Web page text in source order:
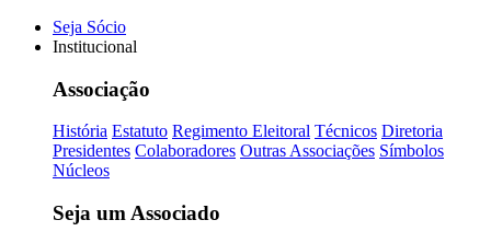
Seja Sócio
Institucional
Associação
História Estatuto Regimento Eleitoral Técnicos Diretoria
Presidentes Colaboradores Outras Associações Símbolos
Núcleos
Seja um Associado